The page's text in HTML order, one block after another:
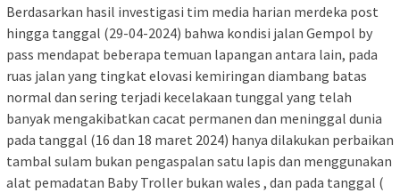
Berdasarkan hasil investigasi tim media harian merdeka post
hingga tanggal (29-04-2024) bahwa kondisi jalan Gempol by
pass mendapat beberapa temuan lapangan antara lain, pada
ruas jalan yang tingkat elovasi kemiringan diambang batas
normal dan sering terjadi kecelakaan tunggal yang telah
banyak mengakibatkan cacat permanen dan meninggal dunia
pada tanggal (16 dan 18 maret 2024) hanya dilakukan perbaikan
tambal sulam bukan pengaspalan satu lapis dan menggunakan
alat pemadatan Baby Troller bukan wales , dan pada tanggal (